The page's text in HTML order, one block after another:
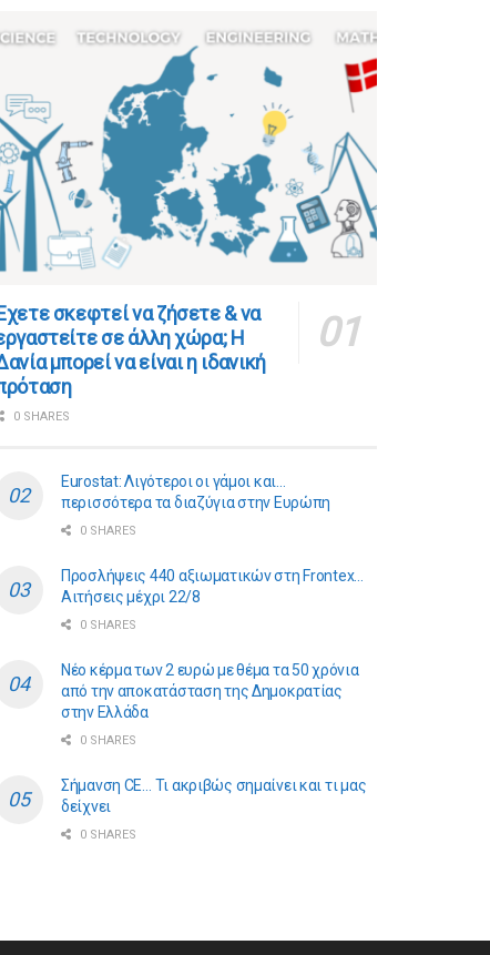
σκεφτεί να ζήσετε & να
σε άλλη χώρα; Η
μπορεί να είναι η ιδανική
0 SHARES
Eurostat: Λιγότεροι οι γάμοι και…
περισσότερα τα διαζύγια στην Ευρώπη
0 SHARES
Προσλήψεις 440 αξιωματικών στη Frontex…
Αιτήσεις μέχρι 22/8
0 SHARES
Νέο κέρμα των 2 ευρώ με θέμα τα 50 χρόνια
από την αποκατάσταση της Δημοκρατίας
στην Ελλάδα
0 SHARES
Σήμανση CE… Τι ακριβώς σημαίνει και τι μας
δείχνει
0 SHARES